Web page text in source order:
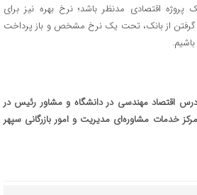
اقتصادی مدنظر باشد؛ نرخ بهره نیز برای
از بانک، تحت یک نرخ مشخص و باز پرداخت
اقتصاد مهندسی در دانشگاه ومشاور رئیس در
مرکز خدمات مشاوره‌ای مدیریت و امور بازرگانی سپهر